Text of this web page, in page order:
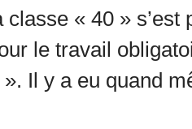
« 40 »
le travail
Il y a eu quand